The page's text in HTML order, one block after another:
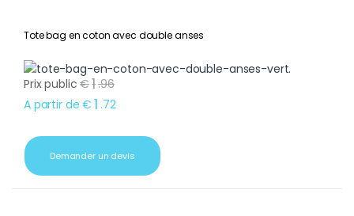
Tote bag en coton avec double anses
Prix public €1.96
A partir de € 1 .72
Demander un devis